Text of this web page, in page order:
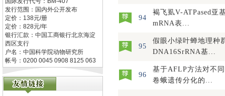
发行范围：国内外公开发布
定价： 138元/册
定价： 828元/年
银行汇款：中国工商银行北京海淀
西区支行
户名：中国科学院动物研究所
帐号：0200 0045 0908 8125 063
94
褐飞虱V-ATPased亚
mRNA表...
95
假眼小绿叶蝉地理种
DNA16SrRNA基...
96
基于AFLP方法对不
卷蛾遗传分化的...